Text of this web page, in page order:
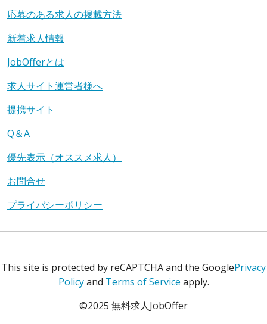
応募のある求人の掲載方法
新着求人情報
JobOfferとは
求人サイト運営者様へ
提携サイト
Q＆A
優先表示（オススメ求人）
お問合せ
プライバシーポリシー
This site is protected by reCAPTCHA and the GooglePrivacy
Policyand Terms of Service apply.
©2025 無料求人JobOffer